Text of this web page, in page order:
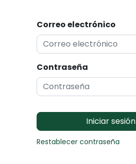
Correo electrónico
Contraseña
Iniciar sesión
Restablecer contraseña